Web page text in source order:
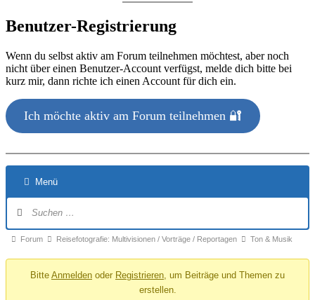
Benutzer-Registrierung
Wenn du selbst aktiv am Forum teilnehmen möchtest, aber noch
nicht über einen Benutzer-Account verfügst, melde dich bitte bei
kurz mir, dann richte ich einen Account für dich ein.
Ich möchte aktiv am Forum teilnehmen 🔐
Menü
Navigation
Forum-
Forum Reisefotografie: Multivisionen / Vorträge / Reportagen Ton & Musik
Bitte Anmelden oder Registrieren , um Beiträge und Themen zu
erstellen.